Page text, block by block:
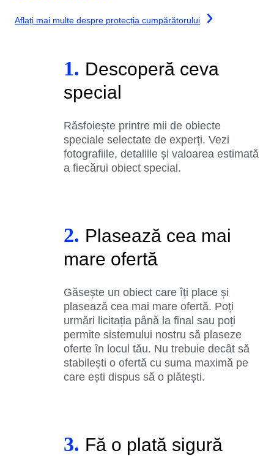
Aflați mai multe despre protecția cumpărătorului
1. Descoperă ceva
special
Răsfoiește printre mii de obiecte
speciale selectate de experți. Vezi
fotografiile, detaliile și valoarea estimată
a fiecărui obiect special.
2. Plasează cea mai
mare ofertă
Găsește un obiect care îți place și
plasează cea mai mare ofertă. Poți
urmări licitația până la final sau poți
permite sistemului nostru să plaseze
oferte în locul tău. Nu trebuie decât să
stabilești o ofertă cu suma maximă pe
care ești dispus să o plătești.
3. Fă o plată sigură